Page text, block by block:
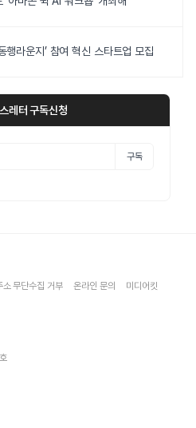
행라운지’ 참여 혁신 스타트업 모집
레터 구독신청
구독
소 무단수집 거부 온라인 문의 미디어킷